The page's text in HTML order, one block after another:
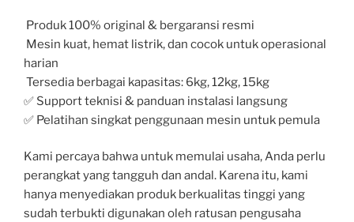
Produk 100% original & bergaransi resmi
Mesin kuat, hemat listrik, dan cocok untuk operasional
harian
Tersedia berbagai kapasitas: 6kg, 12kg, 15kg
✅ Support teknisi & panduan instalasi langsung
✅ Pelatihan singkat penggunaan mesin untuk pemula
Kami percaya bahwa untuk memulai usaha, Anda perlu
perangkat yang tangguh dan andal. Karena itu, kami
hanya menyediakan produk berkualitas tinggi yang
sudah terbukti digunakan oleh ratusan pengusaha